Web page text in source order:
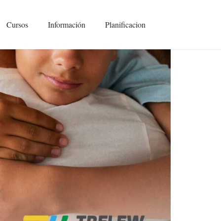
Cursos Información Planificacion